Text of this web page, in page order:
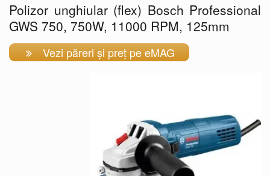
Polizor unghiular (flex) Bosch Professional
GWS 750, 750W, 11000 RPM, 125mm
Vezi păreri și preț pe eMAG